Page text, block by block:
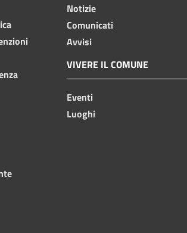
Notizie
Comunicati
Avvisi
VIVERE IL COMUNE
Eventi
Luoghi